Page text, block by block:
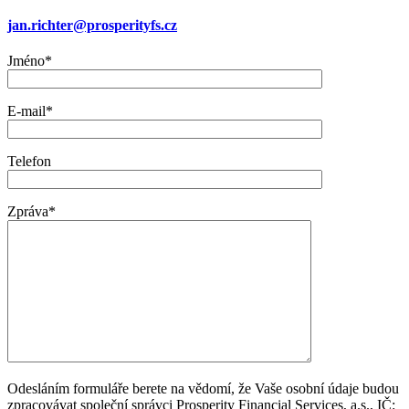
jan.richter@prosperityfs.cz
Jméno*
E-mail*
Telefon
Zpráva*
Odesláním formuláře berete na vědomí, že Vaše osobní údaje budou
zpracovávat společní správci Prosperity Financial Services, a.s., IČ: